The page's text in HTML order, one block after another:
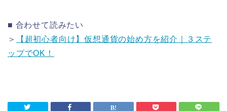
■ 合わせて読みたい
＞
【超初心者向け】仮想通貨の始め方を紹介｜３ステ
ップでOK！